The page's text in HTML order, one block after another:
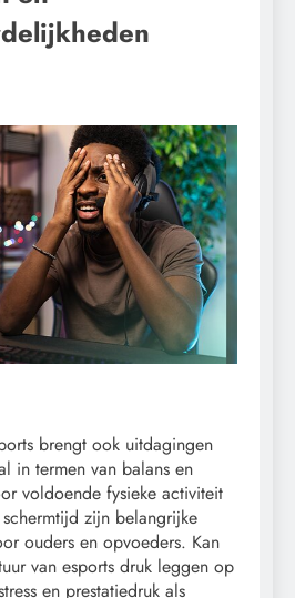
brengt ook uitdagingen
in termen van balans en
voldoende fysieke activiteit
zijn belangrijke
ouders en opvoeders. Kan
van esports druk leggen op
en prestatiedruk als